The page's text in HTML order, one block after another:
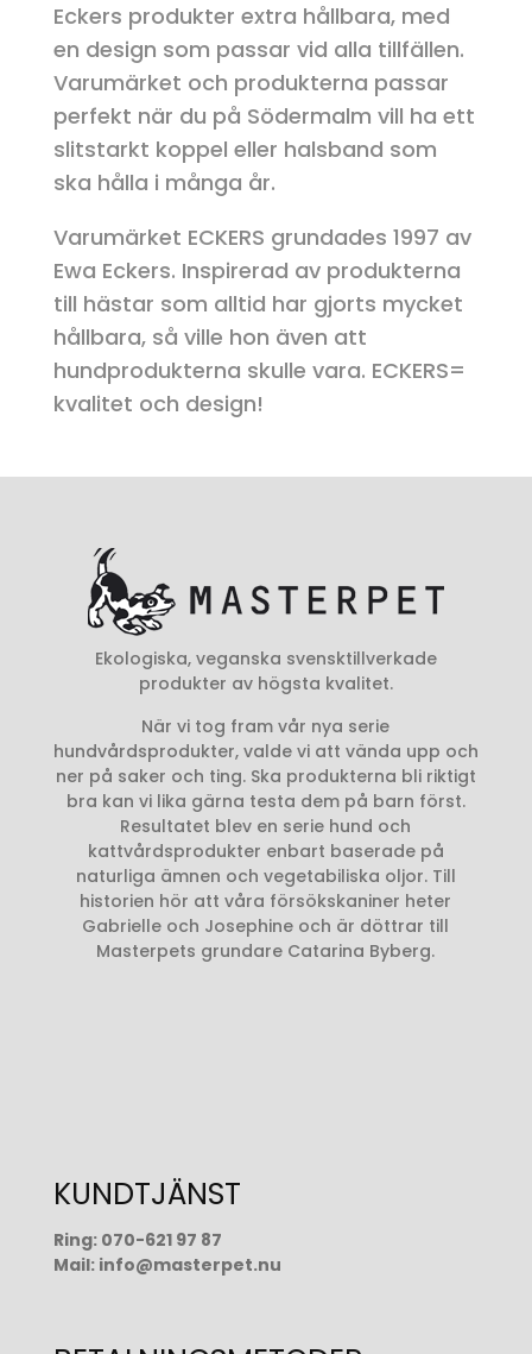
Eckers produkter extra hållbara, med
en design som passar vid alla tillfällen.
Varumärket och produkterna passar
perfekt när du på Södermalm vill ha ett
slitstarkt koppel eller halsband som
ska hålla i många år.
Varumärket ECKERS grundades 1997 av
Ewa Eckers. Inspirerad av produkterna
till hästar som alltid har gjorts mycket
hållbara, så ville hon även att
hundprodukterna skulle vara. ECKERS=
kvalitet och design!
Ekologiska, veganska svensktillverkade
produkter av högsta kvalitet.
När vi tog fram vår nya serie
hundvårdsprodukter, valde vi att vända upp och
ner på saker och ting. Ska produkterna bli riktigt
bra kan vi lika gärna testa dem på barn först.
Resultatet blev en serie hund och
kattvårdsprodukter enbart baserade på
naturliga ämnen och vegetabiliska oljor. Till
historien hör att våra försökskaniner heter
Gabrielle och Josephine och är döttrar till
Masterpets grundare Catarina Byberg.
KUNDTJÄNST
Ring: 070-621 97 87
Mail: info@masterpet.nu